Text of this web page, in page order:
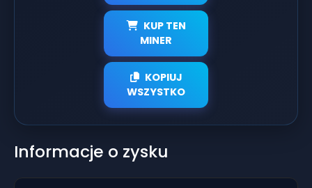
KUP TEN
MINER
KOPIUJ
WSZYSTKO
Informacje o zysku